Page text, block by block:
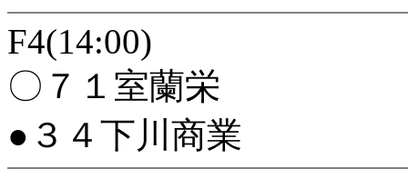
F4(14:00)
〇７１室蘭栄
●３４下川商業